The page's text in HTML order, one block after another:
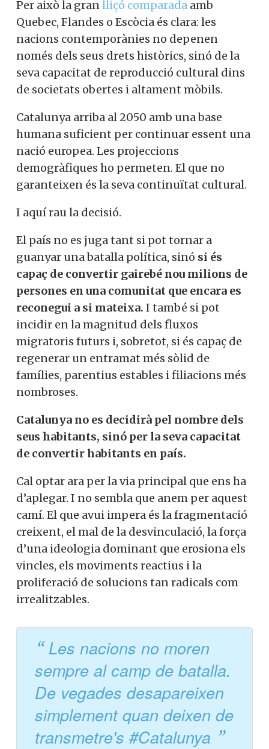
Per això la granlliçó comparada amb
Quebec, Flandes o Escòcia és clara: les
nacions contemporànies no depenen
només dels seus drets històrics, sinó de la
seva capacitat de reproducció cultural dins
de societats obertes i altament mòbils.
Catalunya arriba al 2050 amb una base
humana suficient per continuar essent una
nació europea. Les projeccions
demogràfiques ho permeten. El que no
garanteixen és la seva continuïtat cultural.
I aquí rau la decisió.
El país no es juga tant si pot tornar a
guanyar una batalla política, sinó si és
capaç de convertir gairebé nou milions de
persones en una comunitat que encara es
reconegui a si mateixa. I també si pot
incidir en la magnitud dels fluxos
migratoris futurs i, sobretot, si és capaç de
regenerar un entramat més sòlid de
famílies, parentius estables i filiacions més
nombroses.
Catalunya no es decidirà pel nombre dels
seus habitants, sinó per la seva capacitat
de convertir habitants en país.
Cal optar ara per la via principal que ens ha
d’aplegar. I no sembla que anem per aquest
camí. El que avui impera és la fragmentació
creixent, el mal de la desvinculació, la força
d’una ideologia dominant que erosiona els
vincles, els moviments reactius i la
proliferació de solucions tan radicals com
irrealitzables.
Les nacions no moren
sempre al camp de batalla.
De vegades desapareixen
simplement quan deixen de
transmetre's #Catalunya